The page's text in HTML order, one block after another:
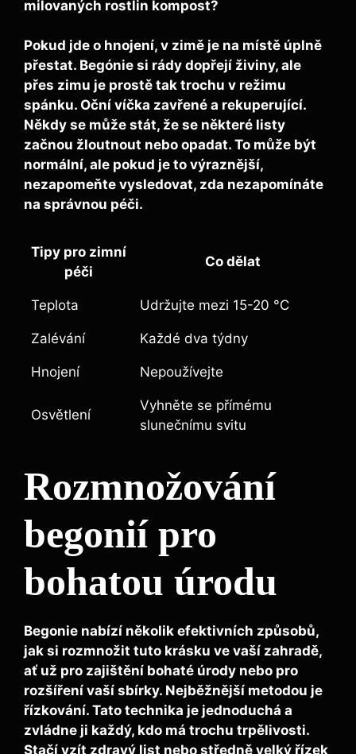
milovaných rostlin kompost?
Pokud jde o hnojení, v zimě je na místě úplně
přestat. Begónie si rády dopřejí živiny, ale
přes zimu je prostě tak trochu v režimu
spánku. Oční víčka zavřené a rekuperující.
Někdy se může stát, že se některé listy
začnou žloutnout nebo opadat. To může být
normální, ale pokud je to výraznější,
nezapomeňte vysledovat, zda nezapomínáte
na správnou péči.
Tipy pro zimní
péči
Co dělat
Teplota Udržujte mezi 15-20 °C
Zalévání Každé dva týdny
Hnojení Nepoužívejte
Osvětlení
Vyhněte se přímému
slunečnímu svitu
Rozmnožování
begonií pro
bohatou úrodu
Begonie nabízí několik efektivních způsobů,
jak si rozmnožit tuto krásku ve vaší zahradě,
ať už pro zajištění bohaté úrody nebo pro
rozšíření vaší sbírky. Nejběžnější metodou je
řízkování. Tato technika je jednoduchá a
zvládne ji každý, kdo má trochu trpělivosti.
Stačí vzít zdravý list nebo středně velký řízek